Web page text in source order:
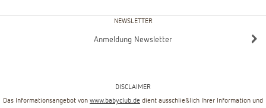
NEWSLETTER
Anmeldung Newsletter
DISCLAIMER
Das Informationsangebot von www.babyclub.de dient ausschließlich Ihrer Information und